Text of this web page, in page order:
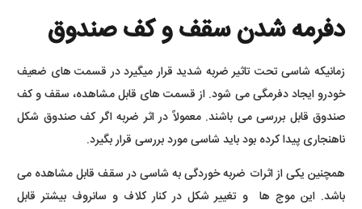
دفرمه شدن سقف و کف صندوق
زمانیکه شاسی تحت تاثیر ضربه شدید قرار میگیرد در قسمت های ضعیف
خودرو ایجاد دفرمگی می شود. از قسمت های قابل مشاهده، سقف و کف
صندوق قابل بررسی می باشند. معمولاً در اثر ضربه اگر کف صندوق شکل
ناهنجاری پیدا کرده بود باید شاسی مورد بررسی قرار بگیرد.
همچنین یکی از اثرات ضربه خوردگی به شاسی در سقف قابل مشاهده می
باشد. این موج ها و تغییر شکل در کنار کلاف و سانروف بیشتر قابل